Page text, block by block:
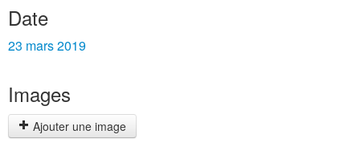
Date
23 mars 2019
Images
Ajouter une image